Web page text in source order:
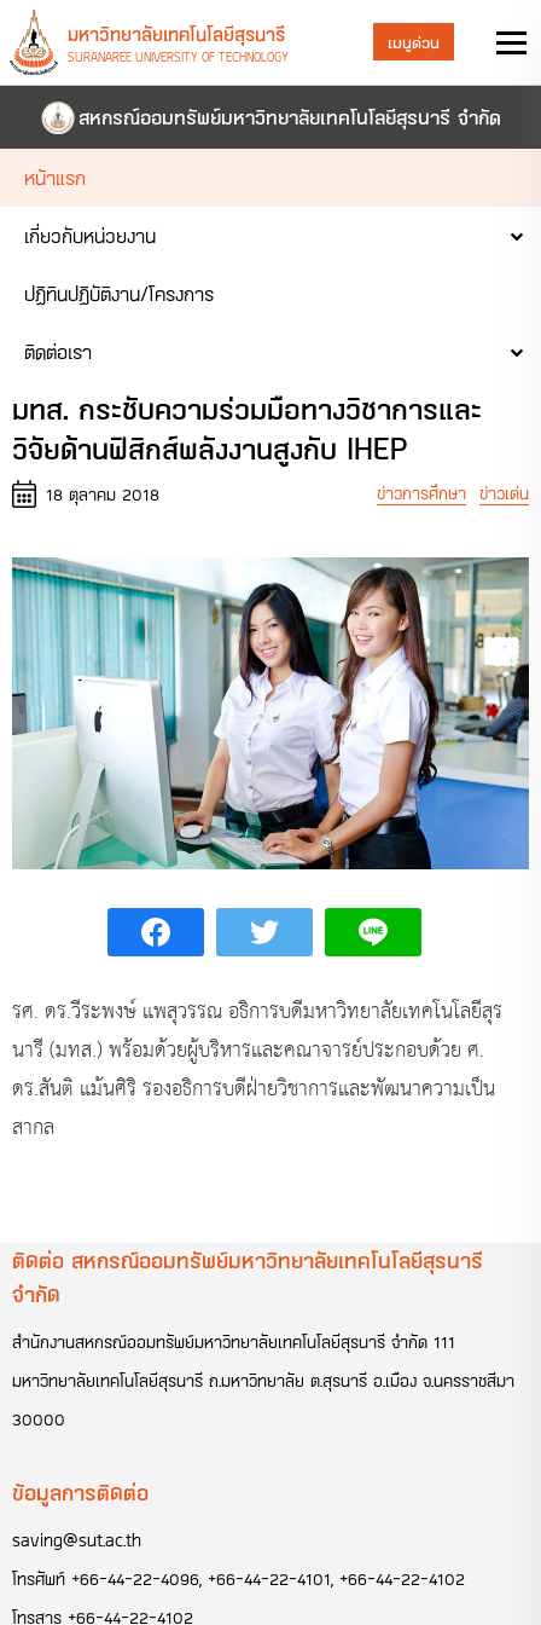
มหาวิทยาลัยเทคโนโลยีสุรนารี
SURANAREE UNIVERSITY OF TECHNOLOGY
เมนูด่วน
สหกรณ์ออมทรัพย์มหาวิทยาลัยเทคโนโลยีสุรนารี จำกัด
หน้าแรก
เกี่ยวกับหน่วยงาน
ปฏิทินปฏิบัติงาน/โครงการ
ติดต่อเรา
มทส. กระชับความร่วมมือทางวิชาการและ
วิจัยด้านฟิสิกส์พลังงานสูงกับ IHEP
18 ตุลาคม 2018 ข่าวการศึกษา ข่าวเด่น
รศ. ดร.วีระพงษ์ แพสุวรรณ อธิการบดีมหาวิทยาลัยเทคโนโลยีสุร
นารี (มทส.) พร้อมด้วยผู้บริหารและคณาจารย์ประกอบด้วย ศ.
ดร.สันติ แม้นศิริ รองอธิการบดีฝ่ายวิชาการและพัฒนาความเป็น
สากล
ติดต่อ สหกรณ์ออมทรัพย์มหาวิทยาลัยเทคโนโลยีสุรนารี
จำกัด
สำนักงานสหกรณ์ออมทรัพย์มหาวิทยาลัยเทคโนโลยีสุรนารี จำกัด 111
มหาวิทยาลัยเทคโนโลยีสุรนารี ถ.มหาวิทยาลัย ต.สุรนารี อ.เมือง จ.นครราชสีมา
30000
ข้อมูลการติดต่อ
saving@sut.ac.th
โทรศัพท์ +66-44-22-4096, +66-44-22-4101, +66-44-22-4102
โทรสาร +66-44-22-4102